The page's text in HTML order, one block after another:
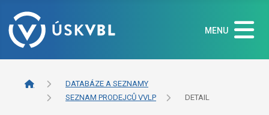
MENU
DATABÁZE A SEZNAMY
SEZNAM PRODEJCŮ VVLP
DETAIL